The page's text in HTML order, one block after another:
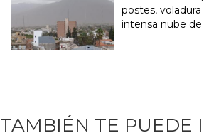
postes,
intensa nube de
TAMBIÉN TE PUEDE